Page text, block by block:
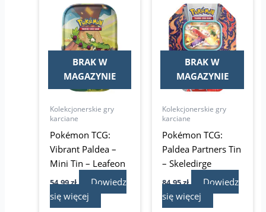
BRAK W
MAGAZYNIE
Kolekcjonerskie gry
karciane
Pokémon TCG:
Vibrant Paldea –
Mini Tin – Leafeon
54,99zł
Dowiedz
się więcej
BRAK W
MAGAZYNIE
Kolekcjonerskie gry
karciane
Pokémon TCG:
Paldea Partners Tin
– Skeledirge
84,95zł
Dowiedz
się więcej